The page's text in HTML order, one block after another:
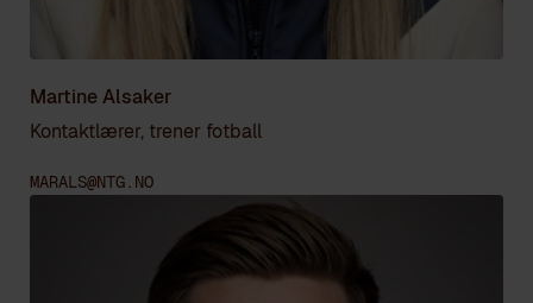
Martine Alsaker
Kontaktlærer, trener fotball
MARALS@NTG.NO